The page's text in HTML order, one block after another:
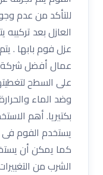
العازل بعد
عزل فوم بابها .
عمال أفضل شركة
على السطح
وضد الماء
بكتيريا. أهم
يستخدم الفوم فى
كما يمكن أن
الشرب من